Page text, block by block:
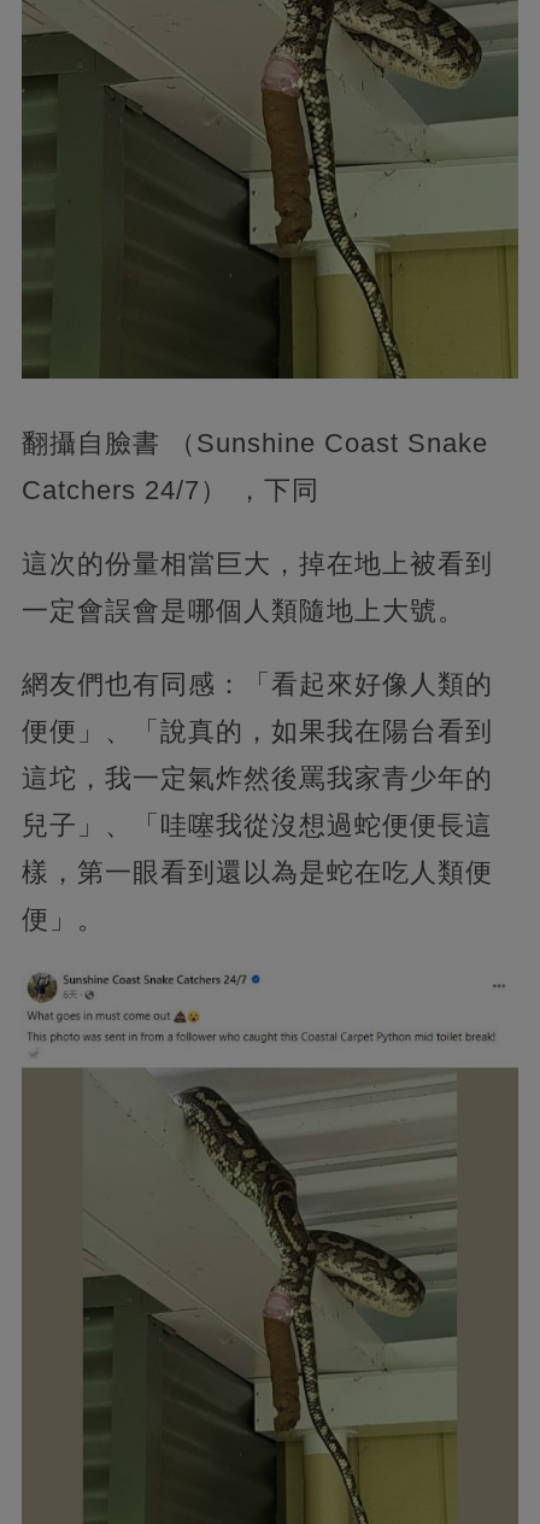
翻攝自臉書 （Sunshine Coast Snake
Catchers 24/7） ，下同
這次的份量相當巨大，掉在地上被看到
一定會誤會是哪個人類隨地上大號。
網友們也有同感：「看起來好像人類的
便便」、「說真的，如果我在陽台看到
這坨，我一定氣炸然後罵我家青少年的
兒子」、「哇噻我從沒想過蛇便便長這
樣，第一眼看到還以為是蛇在吃人類便
便」。